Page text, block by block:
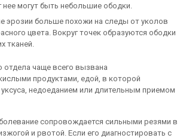
нее могут быть небольшие ободки.
эрозии больше похожи на следы от уколов
цвета. Вокруг точек образуются ободки
тканей.
отдела чаще всего вызвана
продуктами, едой, в которой
уксуса, недоеданием или длительным приемом
сопровождается сильными резями в
и рвотой. Если его диагностировать с